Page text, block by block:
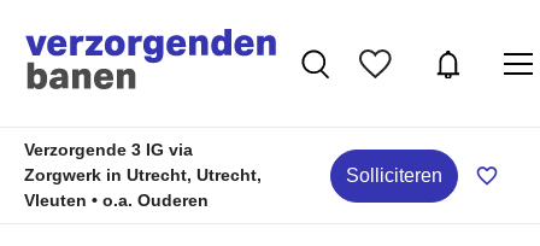
Verzorgende 3 IG via
Zorgwerk in Utrecht, Utrecht,
Vleuten • o.a. Ouderen
Solliciteren